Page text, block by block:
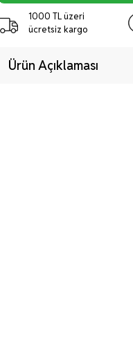
1000 TL üzeri
ücretsiz kargo
Ürün Açıklaması